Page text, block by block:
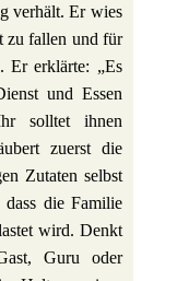
ver­hält. Er wies
zu fallen und für
Er erklärte: „Es
und Essen
solltet ihnen
zuerst die
Zutaten selbst
die Familie
wird. Denkt
Guru oder